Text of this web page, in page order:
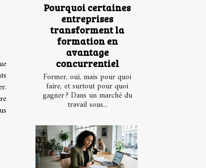
Pourquoi certaines
entreprises
transforment la
formation en
avantage
concurrentiel
Former, oui, mais pour quoi
faire, et surtout pour quoi
gagner ? Dans un marché du
travail sous...